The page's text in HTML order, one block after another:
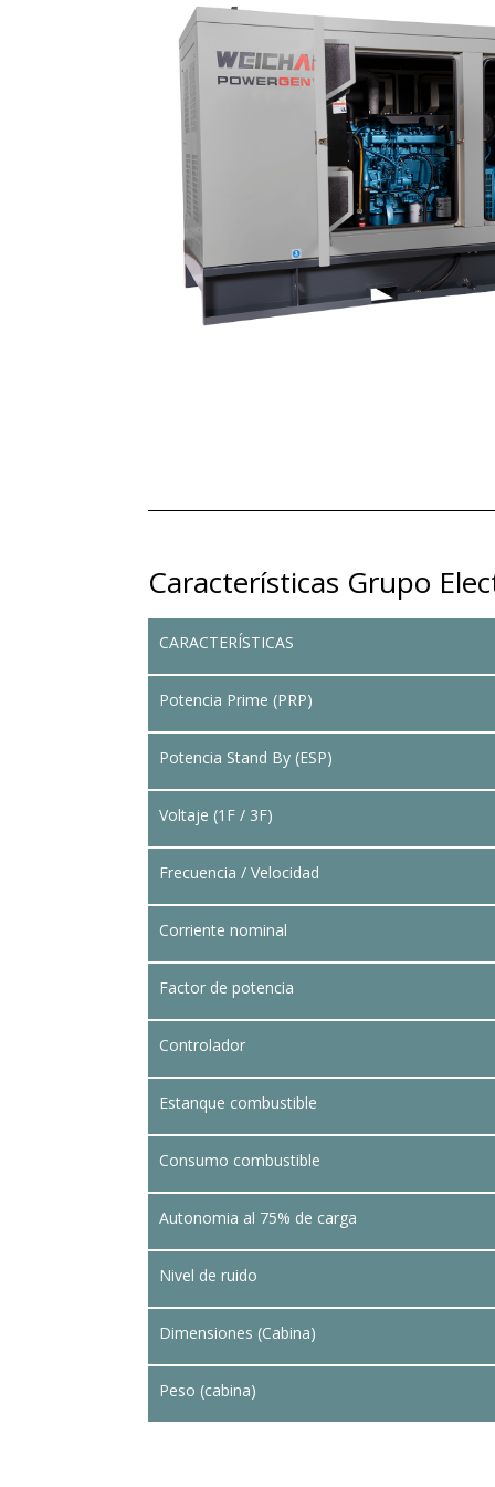
Características Grupo
CARACTERÍSTICAS
Potencia Prime (PRP)
Potencia Stand By (ESP)
Voltaje (1F / 3F)
Frecuencia / Velocidad
Corriente nominal
Factor de potencia
Controlador
Estanque combustible
Consumo combustible
Autonomia al 75% de carga
Nivel de ruido
Dimensiones (Cabina)
Peso (cabina)